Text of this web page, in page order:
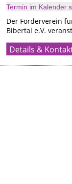
Termin im Kalender
Der Förderverein
Bibertal e.V.
Details &